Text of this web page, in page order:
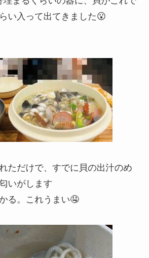
い入って出てきました😮
ただけで、すでに貝の出汁のめ
いがします
る。これうまい🤤